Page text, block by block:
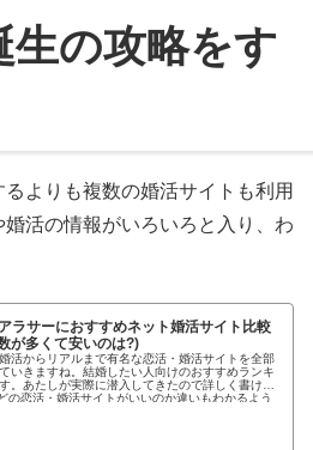
生の攻略をす
よりも複数の婚活サイトも利用
活の情報がいろいろと入り、わ
ラサーにおすすめネット婚活サイト比較
が多くて安いのは?)
活からリアルまで有名な恋活・婚活サイトを全部
いきますね。結婚したい人向けのおすすめランキ
。あたしが実際に潜入してきたので詳しく書けま